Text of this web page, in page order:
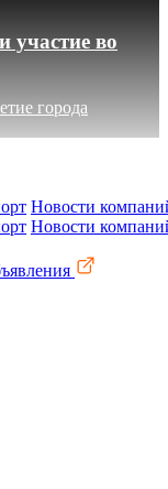
участие во
города
Новости
Новости